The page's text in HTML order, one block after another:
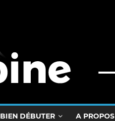
BIEN DÉBUTER A PROPOS